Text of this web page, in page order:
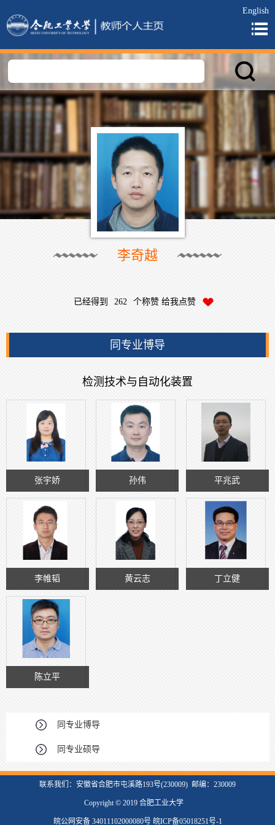
English
李奇越
已经得到 262 个称赞 给我点赞
同专业博导
检测技术与自动化装置
张宇娇 孙伟 平兆武
李帷韬 黄云志 丁立健
陈立平
同专业博导
同专业硕导
联系我们：安徽省合肥市屯溪路193号(230009) 邮编：230009
Copyright © 2019 合肥工业大学
皖公网安备 34011102000080号 皖ICP备05018251号-1